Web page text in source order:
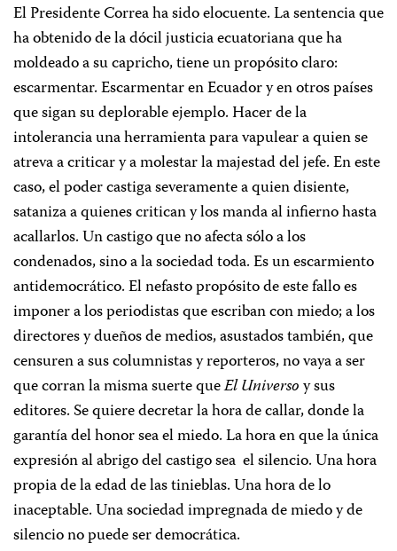
El Presidente Correa ha sido elocuente. La sentencia que
ha obtenido de la dócil justicia ecuatoriana que ha
moldeado a su capricho, tiene un propósito claro:
escarmentar. Escarmentar en Ecuador y en otros países
que sigan su deplorable ejemplo. Hacer de la
intolerancia una herramienta para vapulear a quien se
atreva a criticar y a molestar la majestad del jefe. En este
caso, el poder castiga severamente a quien disiente,
sataniza a quienes critican y los manda al infierno hasta
acallarlos. Un castigo que no afecta sólo a los
condenados, sino a la sociedad toda. Es un escarmiento
antidemocrático. El nefasto propósito de este fallo es
imponer a los periodistas que escriban con miedo; a los
directores y dueños de medios, asustados también, que
censuren a sus columnistas y reporteros, no vaya a ser
que corran la misma suerte queEl Universoy sus
editores. Se quiere decretar la hora de callar, donde la
garantía del honor sea el miedo. La hora en que la única
expresión al abrigo del castigo sea el silencio. Una hora
propia de la edad de las tinieblas. Una hora de lo
inaceptable. Una sociedad impregnada de miedo y de
silencio no puede ser democrática.